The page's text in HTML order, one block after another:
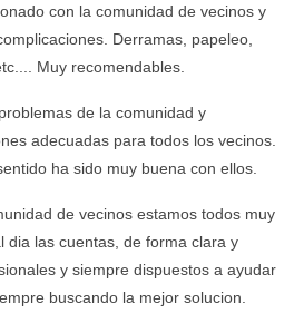
con la comunidad de vecinos y
Derramas, papeleo,
Muy recomendables.
de la comunidad y
adecuadas para todos los vecinos.
ha sido muy buena con ellos.
de vecinos estamos todos muy
dia las cuentas, de forma clara y
y siempre dispuestos a ayudar
buscando la mejor solucion.